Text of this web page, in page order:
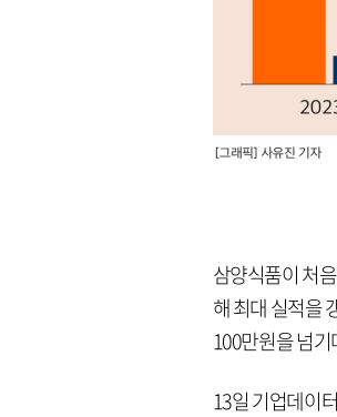
삼양식품이 처
해 최대 실적을
100만원을 넘
13일 기업데이